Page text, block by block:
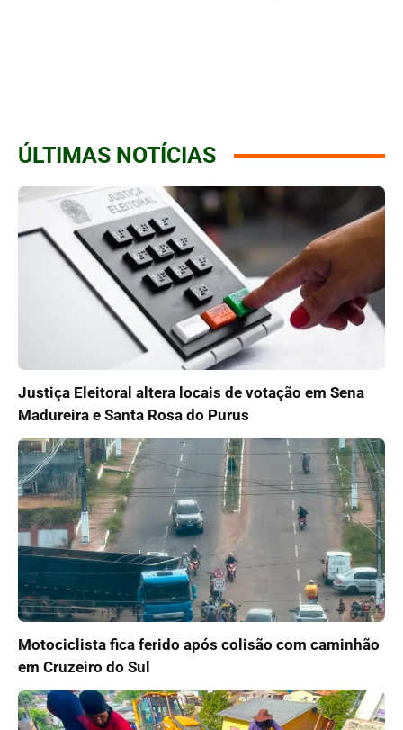
ÚLTIMAS NOTÍCIAS
Justiça Eleitoral altera locais de votação em Sena
Madureira e Santa Rosa do Purus
Motociclista fica ferido após colisão com caminhão
em Cruzeiro do Sul